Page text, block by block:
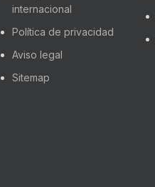
internacional
Política de privacidad
Aviso legal
Sitemap